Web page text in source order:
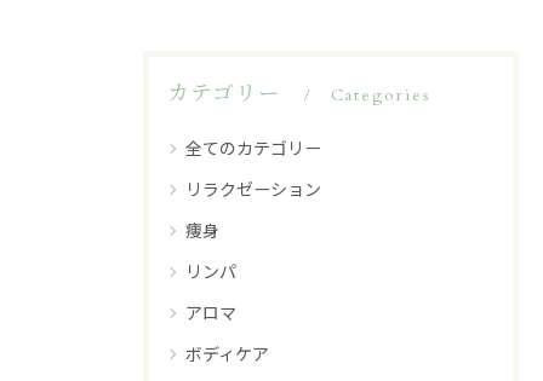
カテゴリー Categories
全てのカテゴリー
リラクゼーション
痩身
リンパ
アロマ
ボディケア